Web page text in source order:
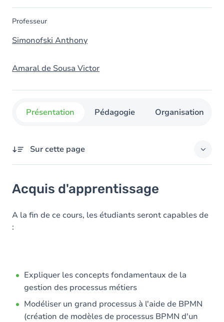
Professeur
Simonofski Anthony
Amaral de Sousa Victor
Présentation Pédagogie Organisation
Sur cette page
Objectifs
Contenu
Acquis d'apprentissage
A la fin de ce cours, les étudiants seront capables de
:
Expliquer les concepts fondamentaux de la
gestion des processus métiers
Modéliser un grand processus à l'aide de BPMN
(création de modèles de processus BPMN d'un